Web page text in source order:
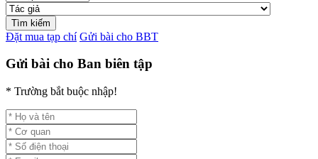
Đặt mua tạp chí Gửi bài cho BBT
Gửi bài cho Ban biên tập
* Trường bắt buộc nhập!